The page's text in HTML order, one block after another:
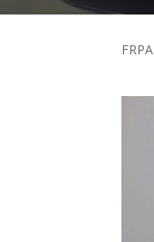
FRPA